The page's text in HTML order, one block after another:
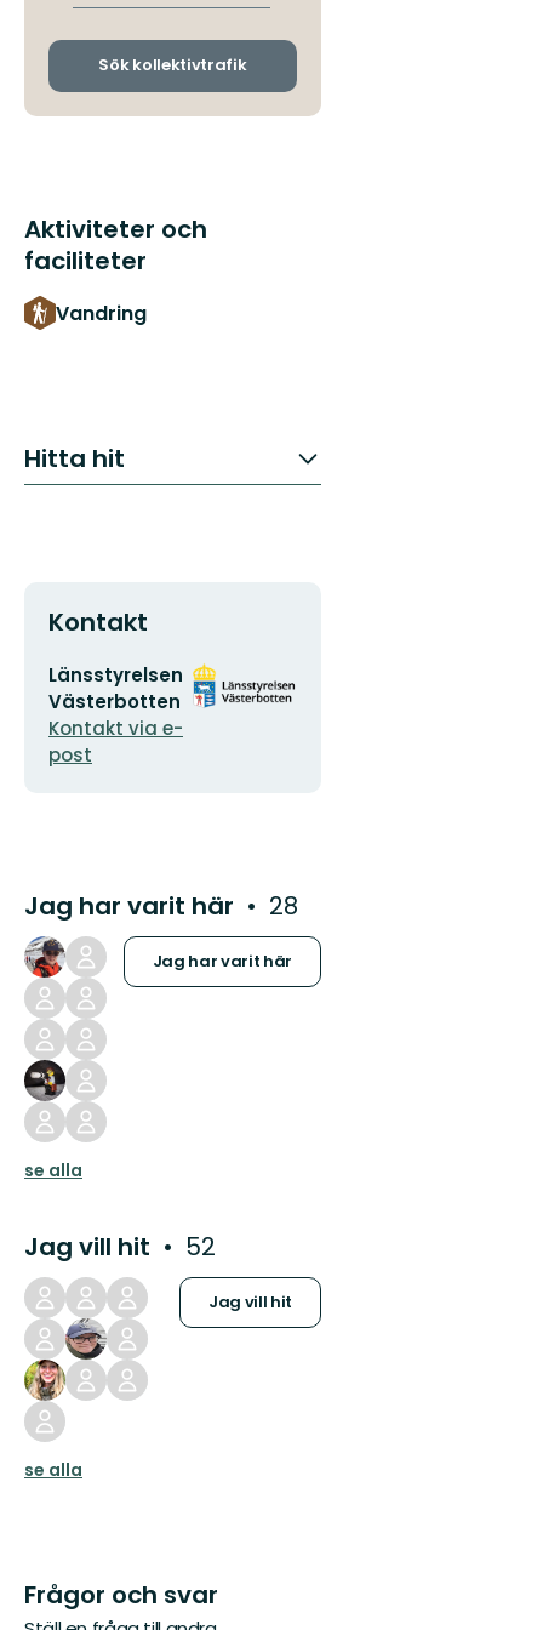
och
Sök kollektivtrafik
Aktiviteter och
faciliteter
Vandring
Hitta hit
Kontakt
E-
postadress
Länsstyrelsen
Västerbotten
Kontakt via e-
post
Organisationens
logotyp
Jag har varit här 28
Jag har varit här
se alla
Jag vill hit 52
Jag vill hit
se alla
Frågor och svar